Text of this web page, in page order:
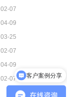
02-07
04-09
03-25
02-07
04-09
02-07 产品报价